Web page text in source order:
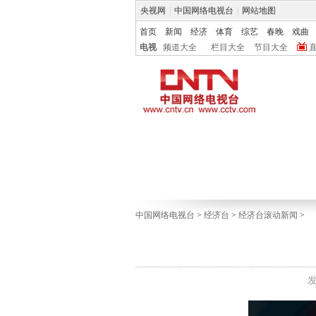
央视网 中国网络电视台 网站地图
首页 新闻 经济 体育 综艺 春晚
戏曲
电视
频道大全 栏目大全 节目大全
中国网络电视台 > 经济台 > 经济台滚动新闻 >